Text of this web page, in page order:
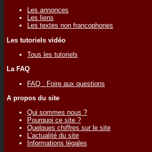
Les annonces
Les liens
Les textes non francophones
Les tutoriels vidéo
Tous les tutoriels
La FAQ
FAQ : Foire aux questions
A propos du site
Qui sommes nous ?
Pourquoi ce site ?
Quelques chiffres sur le site
L'actualité du site
Informations légales